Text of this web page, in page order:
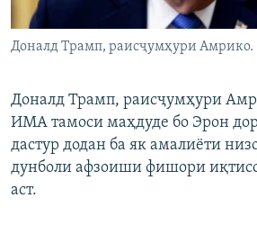
Доналд Трамп, раисҷумҳури Амрико.
Доналд Трамп, раисҷумҳури
ИМА тамоси маҳдуде бо Эрон
дастур додан ба як амалиёти
дунболи афзоиши фишори
аст.